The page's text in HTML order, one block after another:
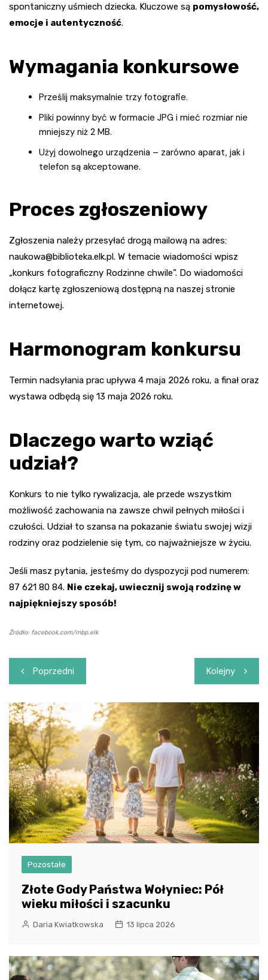
spontaniczny uśmiech dziecka. Kluczowe są pomysłowość,
emocje i autentyczność.
Wymagania konkursowe
Prześlij maksymalnie trzy fotografie.
Pliki powinny być w formacie JPG i mieć rozmiar nie
mniejszy niż 2 MB.
Użyj dowolnego urządzenia – zarówno aparat, jak i
telefon są akceptowane.
Proces zgłoszeniowy
Zgłoszenia należy przesyłać drogą mailową na adres:
naukowa@biblioteka.elk.pl. W temacie wiadomości wpisz
„konkurs fotograficzny Rodzinne chwile”. Do wiadomości
dołącz kartę zgłoszeniową dostępną na naszej stronie
internetowej.
Harmonogram konkursu
Termin nadsyłania prac upływa 4 maja 2026 roku, a finał oraz
wystawa odbędą się 13 maja 2026 roku.
Dlaczego warto wziąć
udział?
Konkurs to nie tylko rywalizacja, ale przede wszystkim
możliwość zachowania na zawsze chwil pełnych miłości i
czułości. Udział to szansa na pokazanie światu swojej wizji
rodziny oraz podzielenie się tym, co najważniejsze w życiu.
Jeśli masz pytania, jesteśmy do dyspozycji pod numerem:
87 621 80 84. Nie czekaj, uwiecznij swoją rodzinę w
najpiękniejszy sposób!
Źródło: facebook.com/mbp.elk
Nawigacja
wpisu
Poprzedni Kolejny
Pozostałe
Złote Gody Państwa Wołyniec: Pół
wieku miłości i szacunku
Daria Kwiatkowska 13 lipca 2026